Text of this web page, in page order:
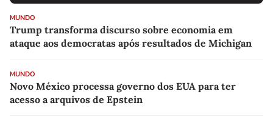
MUNDO
Trump transforma discurso sobre economia em
ataque aos democratas após resultados de Michigan
MUNDO
Novo México processa governo dos EUA para ter
acesso a arquivos de Epstein